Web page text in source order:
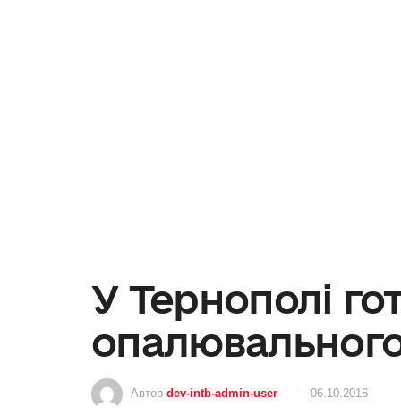
У Тернополі
Автор dev-intb-admin-user 06.10.2016